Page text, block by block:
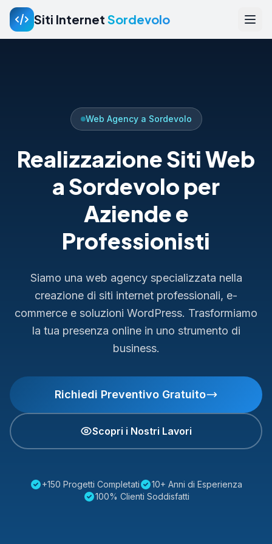
Siti Internet Sordevolo
Web Agency a Sordevolo
Realizzazione Siti Web
a Sordevolo per
Aziende e
Professionisti
Siamo una web agency specializzata nella
creazione di siti internet professionali, e-
commerce e soluzioni WordPress. Trasformiamo
la tua presenza online in uno strumento di
business.
Richiedi Preventivo Gratuito
Scopri i Nostri Lavori
+150 Progetti Completati
10+ Anni di Esperienza
100% Clienti Soddisfatti